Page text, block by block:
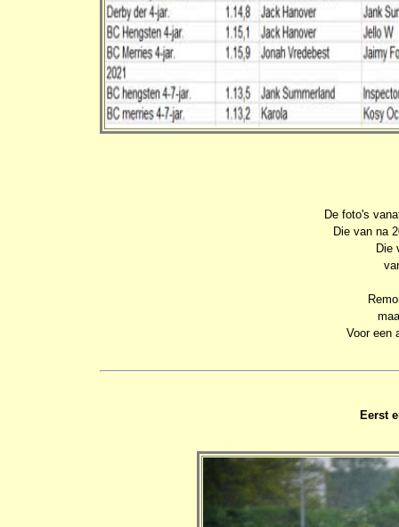
De foto's
Die van na
Die
Voor een
Eerst